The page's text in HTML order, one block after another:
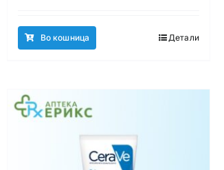
Во кошница Детали